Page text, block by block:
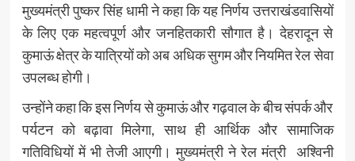
मुख्यमंत्री पुष्कर सिंह धामी ने कहा कि यह निर्णय उत्तराखंडवासियों
के लिए एक महत्वपूर्ण और जनहितकारी सौगात है। देहरादून से
कुमाऊं क्षेत्र के यात्रियों को अब अधिक सुगम और नियमित रेल सेवा
उपलब्ध होगी।
उन्होंने कहा कि इस निर्णय से कुमाऊं और गढ़वाल के बीच संपर्क और
पर्यटन को बढ़ावा मिलेगा, साथ ही आर्थिक और सामाजिक
गतिविधियों में भी तेजी आएगी। मुख्यमंत्री ने रेल मंत्री अश्विनी